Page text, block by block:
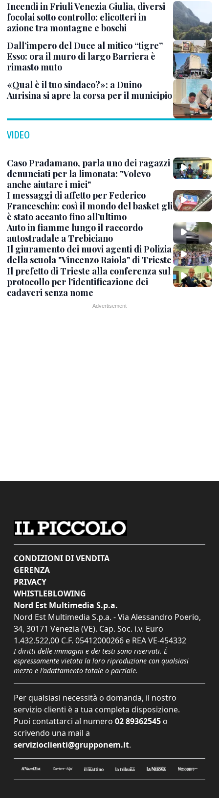
Incendi in Friuli Venezia Giulia, diversi
focolai sotto controllo: elicotteri in
azione tra montagne e boschi
Dall’impero del Duce al mitico “tigre”
Esso: ora il muro di largo Barriera è
rimasto muto
«Qual è il tuo sindaco?»: a Duino
Aurisina si apre la corsa per il municipio
VIDEO
Caso Pradamano, parla uno dei ragazzi
denunciati per la limonata: "Volevo
anche aiutare i miei"
I messaggi di affetto per Federico
Franceschin: così il mondo del basket gli
è stato accanto fino all’ultimo
Auto in fiamme lungo il raccordo
autostradale a Trebiciano
Il giuramento dei nuovi agenti di Polizia
della scuola "Vincenzo Raiola" di Trieste
Il prefetto di Trieste alla conferenza sul
protocollo per l'identificazione dei
cadaveri senza nome
CONDIZIONI DI VENDITA
GERENZA
PRIVACY
WHISTLEBLOWING
Nord Est Multimedia S.p.a.
Nord Est Multimedia S.p.a. - Via Alessandro Poerio,
34, 30171 Venezia (VE). Cap. Soc. i.v. Euro
1.432.522,00 C.F. 05412000266 e REA VE-454332
I diritti delle immagini e dei testi sono riservati. È
espressamente vietata la loro riproduzione con qualsiasi
mezzo e l'adattamento totale o parziale.
Per qualsiasi necessità o domanda, il nostro
servizio clienti è a tua completa disposizione.
Puoi contattarci al numero 02 89362545 o
scrivendo una mail a
servizioclienti@grupponem.it.